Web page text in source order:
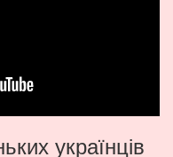
українців